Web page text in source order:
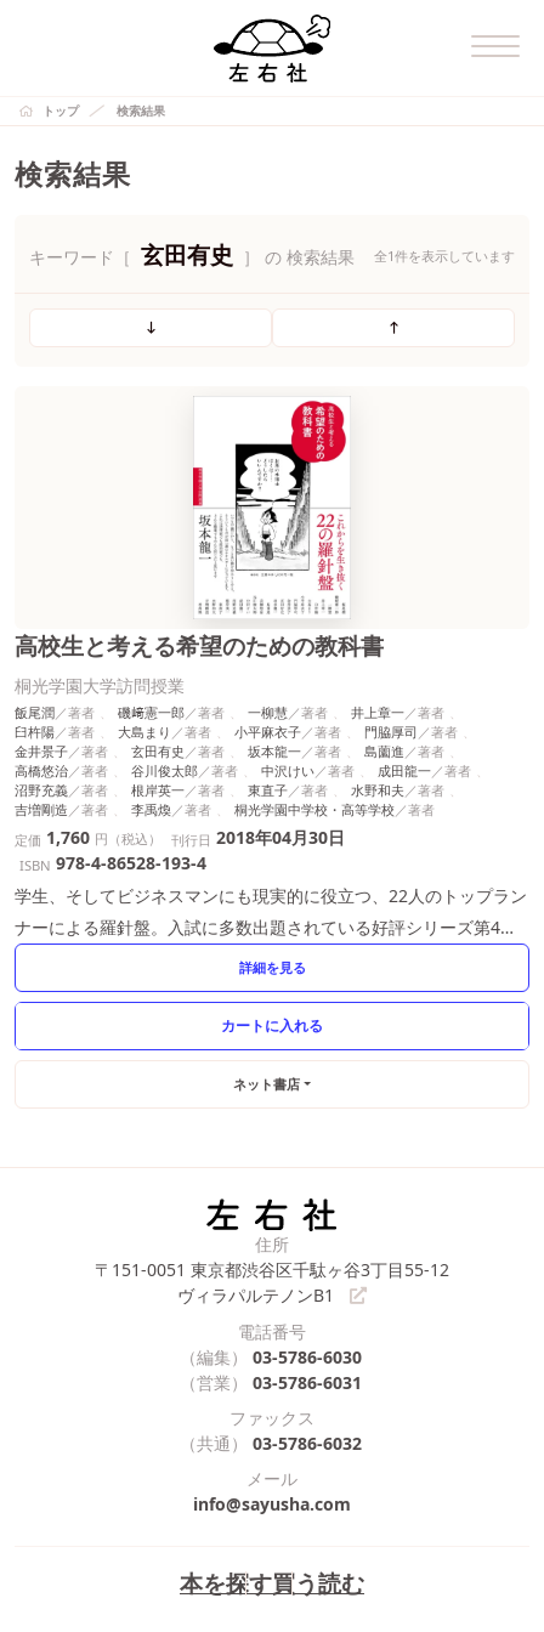
トップ 検索結果
検索結果
キーワード［ 玄田有史 ］ の 検索結果 全1件を表示しています
高校生と考える希望のための教科書
桐光学園大学訪問授業
飯尾潤 磯﨑憲一郎 一柳慧
井上章一
臼杵陽
大島まり 小平麻衣子
門脇厚司
金井景子
玄田有史 坂本龍一
島薗進
高橋悠治
谷川俊太郎 中沢けい
成田龍一
沼野充義
根岸英一 東直子
水野和夫
吉増剛造
李禹煥
桐光学園中学校・高等学校
定価 1,760 円（税込） 刊行日 2018年04月30日
ISBN 978-4-86528-193-4
学生、そしてビジネスマンにも現実的に役立つ、22人のトップラン
ナーによる羅針盤。入試に多数出題されている好評シリーズ第4
詳細を見る
ネット書店
本を探す買う読む
住所
〒151-0051 東京都渋谷区千駄ヶ谷3丁目55-12
ヴィラパルテノンB1
電話番号
（編集）
03-5786-6030
（営業）
03-5786-6031
ファックス
（共通）
03-5786-6032
メール
info@sayusha.com